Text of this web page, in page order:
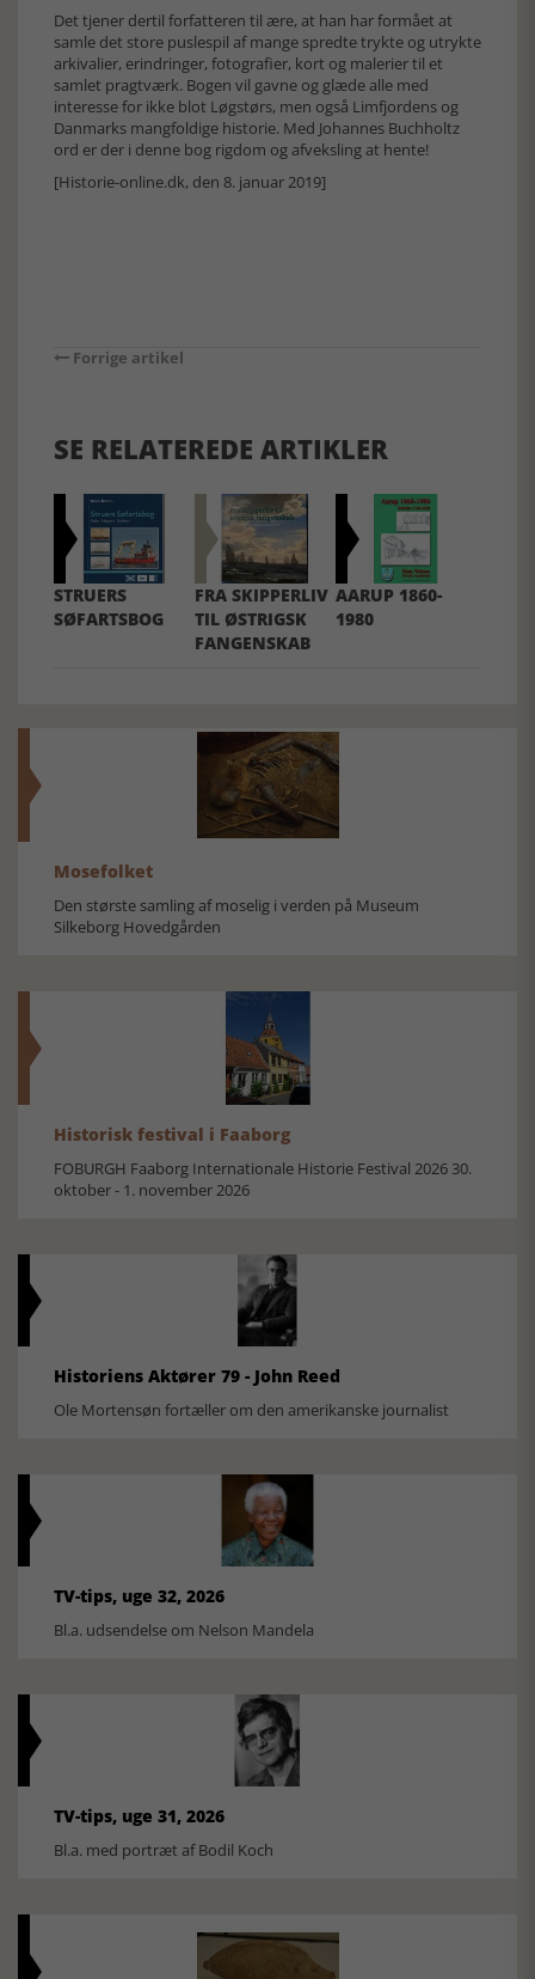
Det tjener dertil forfatteren til ære, at han har formået at
samle det store puslespil af mange spredte trykte og utrykte
arkivalier, erindringer, fotografier, kort og malerier til et
samlet pragtværk. Bogen vil gavne og glæde alle med
interesse for ikke blot Løgstørs, men også Limfjordens og
Danmarks mangfoldige historie. Med Johannes Buchholtz
ord er der i denne bog rigdom og afveksling at hente!
[Historie-online.dk, den 8. januar 2019]
Forrige artikel
SE RELATEREDE ARTIKLER
STRUERS
SØFARTSBOG
FRA SKIPPERLIV
TIL ØSTRIGSK
FANGENSKAB
AARUP 1860-
1980
Mosefolket
Den største samling af moselig i verden på Museum
Silkeborg Hovedgården
Historisk festival i Faaborg
FOBURGH Faaborg Internationale Historie Festival 2026 30.
oktober - 1. november 2026
Historiens Aktører 79 - John Reed
Ole Mortensøn fortæller om den amerikanske journalist
TV-tips, uge 32, 2026
Bl.a. udsendelse om Nelson Mandela
TV-tips, uge 31, 2026
Bl.a. med portræt af Bodil Koch